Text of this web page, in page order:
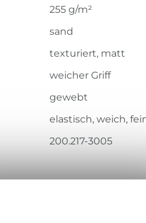
255 g/m²
sand
texturiert, matt
weicher Griff
gewebt
elastisch, weich,
200.217-3005